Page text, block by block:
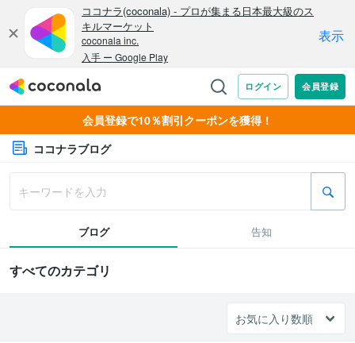
会員登録で10％割引クーポンを獲得！
ココナラブログ
ブログ 告知
すべてのカテゴリ